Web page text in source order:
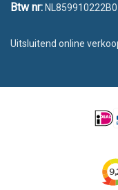
Btw nr:
Uitsluitend online